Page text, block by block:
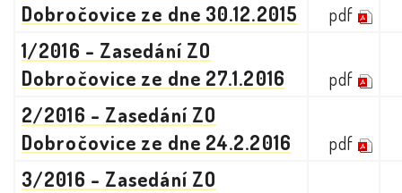
Dobročovice ze dne 30.12.2015
pdf
1/2016 - Zasedání ZO
Dobročovice ze dne 27.1.2016
pdf
2/2016 - Zasedání ZO
Dobročovice ze dne 24.2.2016
pdf
3/2016 - Zasedání ZO